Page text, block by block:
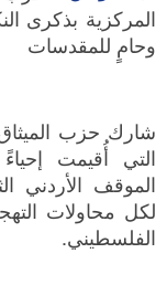
المركزية بذكرى
وحامٍ للمقدسات
شارك حزب
التي أُقيمت
الموقف الأردني
لكل محاولات
الفلسطيني.